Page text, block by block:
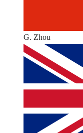
G. Zhou